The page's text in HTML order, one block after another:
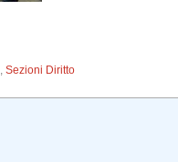
,Sezioni Diritto